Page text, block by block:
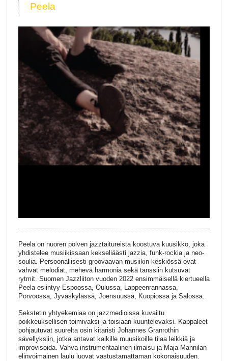
Peela
Peela on nuoren polven jazztaitureista koostuva kuusikko, joka
yhdistelee musiikissaan kekseliäästi jazzia, funk-rockia ja neo-
soulia. Persoonallisesti groovaavan musiikin keskiössä ovat
vahvat melodiat, mehevä harmonia sekä tanssiin kutsuvat
rytmit. Suomen Jazzliiton vuoden 2022 ensimmäisellä kiertueella
Peela esiintyy Espoossa, Oulussa, Lappeenrannassa,
Porvoossa, Jyväskylässä, Joensuussa, Kuopiossa ja Salossa.
Sekstetin yhtyekemiaa on jazzmedioissa kuvailtu
poikkeuksellisen toimivaksi ja toisiaan kuuntelevaksi. Kappaleet
pohjautuvat suurelta osin kitaristi Johannes Granrothin
sävellyksiin, jotka antavat kaikille muusikoille tilaa leikkiä ja
improvisoida. Vahva instrumentaalinen ilmaisu ja Maja Mannilan
elinvoimainen laulu luovat vastustamattaman kokonaisuuden.